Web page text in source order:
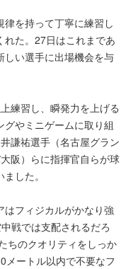
を持って丁寧に練習し
れた。27日はこれまであ
しい選手に出場機会を与
練習し、瞬発力を上げる
やミニゲームに取り組
謙祐選手（名古屋グラン
阪）らに指揮官自らが球
した。
フィジカルがかなり強
戦では支配されるだろ
ちのクオリティをしっか
メートル以内で不要なフ